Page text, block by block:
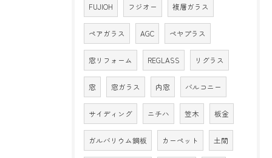
FUJIOH フジオー 複層ガラス
ペアガラス AGC ペヤプラス
窓リフォーム REGLASS リグラス
窓 窓ガラス 内窓 バルコニー
サイディング ニチハ 笠木 板金
ガルバリウム鋼板 カーペット 土間